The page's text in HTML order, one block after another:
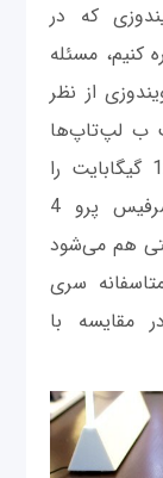
که در
کنیم، مسئله
از نظر
ب لپ‌تاپ‌ها
دارند و عموما ظرفیت‌هایی همچون 128 گیگابایت را
ارائه می‌کنند. البته باید اشاره کنیم سرفیس پرو 4
هم می‌شود
سری
مقایسه با